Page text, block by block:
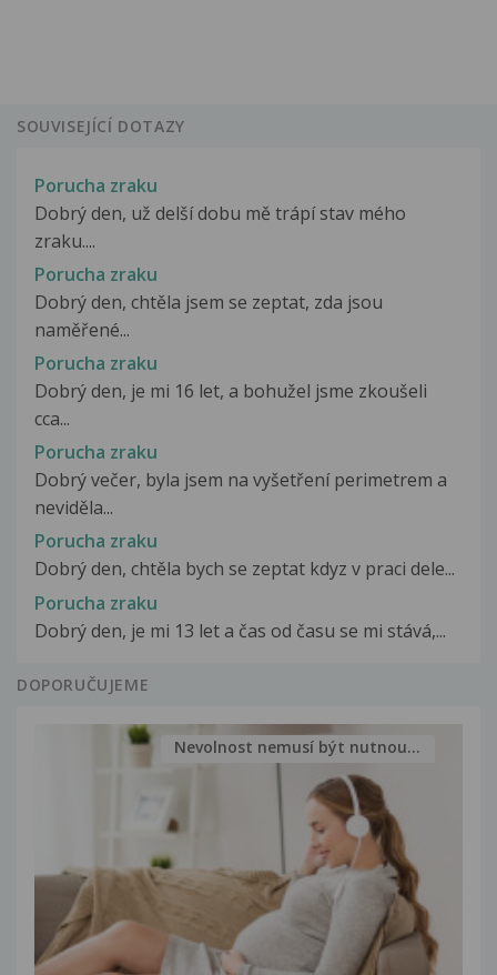
SOUVISEJÍCÍ DOTAZY
Porucha zraku
Dobrý den, už delší dobu mě trápí stav mého
zraku....
Porucha zraku
Dobrý den, chtěla jsem se zeptat, zda jsou
naměřené...
Porucha zraku
Dobrý den, je mi 16 let, a bohužel jsme zkoušeli
cca...
Porucha zraku
Dobrý večer, byla jsem na vyšetření perimetrem a
neviděla...
Porucha zraku
Dobrý den, chtěla bych se zeptat kdyz v praci dele...
Porucha zraku
Dobrý den, je mi 13 let a čas od času se mi stává,...
DOPORUČUJEME
Nevolnost nemusí být nutnou...